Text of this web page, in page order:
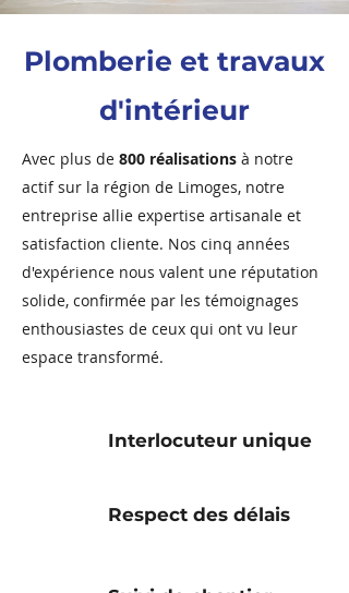
Plomberie et travaux
d'intérieur
Avec plus de 800 réalisations à notre
actif sur la région de Limoges, notre
entreprise allie expertise artisanale et
satisfaction cliente. Nos cinq années
d'expérience nous valent une réputation
solide, confirmée par les témoignages
enthousiastes de ceux qui ont vu leur
espace transformé.
Interlocuteur unique
Respect des délais